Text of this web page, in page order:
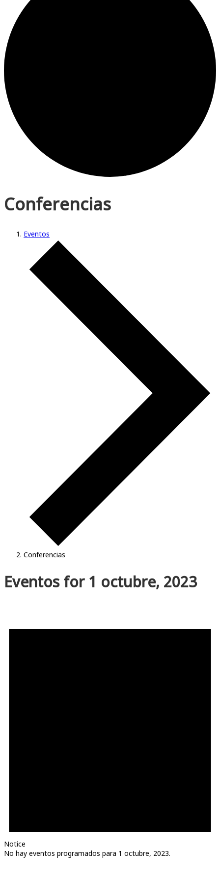
Conferencias
Eventos
Conferencias
Eventos for 1 octubre, 2023
Notice
No hay eventos programados para 1 octubre, 2023.